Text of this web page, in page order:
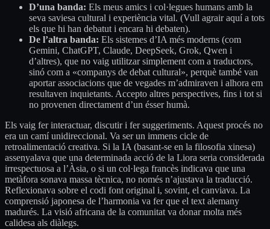
D’una banda: Els meus amics i col·legues humans amb la
seva saviesa cultural i experiència vital. (Vull agrair aquí a tots
els que hi han debatut i encara hi debaten).
De l’altra banda: Els sistemes d’IA més moderns (com
Gemini, ChatGPT, Claude, DeepSeek, Grok, Qwen i
d’altres), que no vaig utilitzar simplement com a traductors,
sinó com a «companys de debat cultural», perquè també van
aportar associacions que de vegades m’admiraven i alhora em
resultaven inquietants. Accepto altres perspectives, fins i tot si
no provenen directament d’un ésser humà.
Els vaig fer interactuar, discutir i fer suggeriments. Aquest procés no
era un camí unidireccional. Va ser un immens cicle de
retroalimentació creativa. Si la IA (basant-se en la filosofia xinesa)
assenyalava que una determinada acció de la Liora seria considerada
irrespectuosa a l’Àsia, o si un col·lega francès indicava que una
metàfora sonava massa tècnica, no només n’ajustava la traducció.
Reflexionava sobre el codi font original i, sovint, el canviava. La
comprensió japonesa de l’harmonia va fer que el text alemany
madurés. La visió africana de la comunitat va donar molta més
calidesa als diàlegs.